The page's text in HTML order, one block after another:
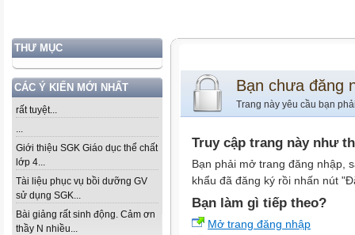
THƯ MỤC
CÁC Ý KIẾN MỚI NHẤT
rất tuyệt...
...
Giới thiệu SGK Giáo dục thể chất
lớp 4...
Tài liệu phục vụ bồi dưỡng GV
sử dụng SGK...
Bài giảng rất sinh động. Cảm ơn
thầy N nhiều...
Bạn chưa đăng
Trang này yêu cầu bạn
Truy cập trang này như
Bạn phải mở trang đăng nhập,
khẩu đã đăng ký rồi nhấn nút
Bạn làm gì tiếp theo?
Mở trang đăng nhập